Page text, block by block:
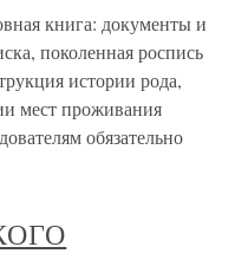
книга: документы и
поколенная роспись
истории рода,
мест проживания
обязательно